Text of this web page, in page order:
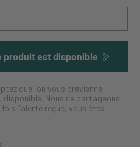
produit est disponible
que l’on vous prévienne
Nous ne partageons
l'alerte reçue, vous êtes